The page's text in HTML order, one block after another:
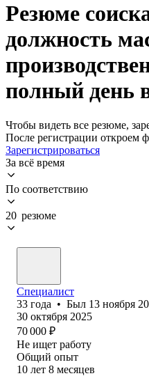
Резюме
должность
полный день
Чтобы видеть все резюме,
После регистрации откроем
Зарегистрироваться
За всё время
По соответствию
20 резюме
Специалист
33 года • Был 13 ноября
30 октября 2025
70 000 ₽
Не ищет работу
Общий опыт
10 лет 8 месяцев